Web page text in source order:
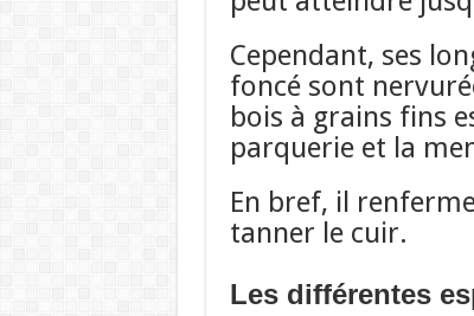
Cependant, ses
foncé sont
bois à grains fins
parquerie et la
En bref, il
tanner le cuir.
Les différentes